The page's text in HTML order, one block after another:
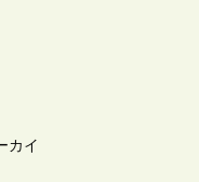
カイ